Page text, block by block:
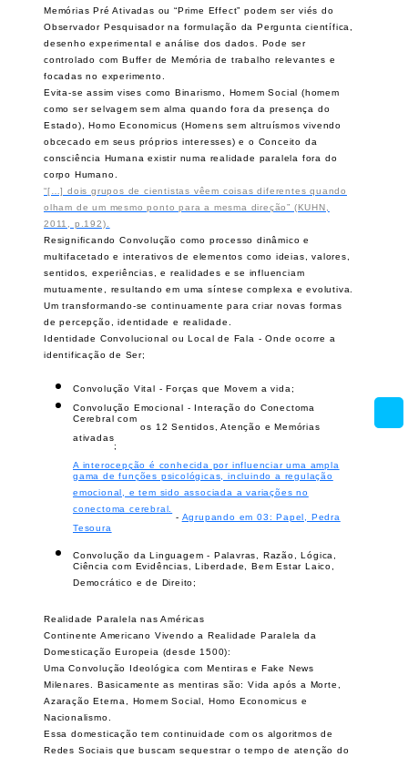
Memórias Pré Ativadas ou “Prime Effect” podem ser viés do
Observador Pesquisador na formulação da Pergunta científica,
desenho experimental e análise dos dados. Pode ser
controlado com Buffer de Memória de trabalho relevantes e
focadas no experimento.
Evita-se assim vises como Binarismo, Homem Social (homem
como ser selvagem sem alma quando fora da presença do
Estado), Homo Economicus (Homens sem altruísmos vivendo
obcecado em seus próprios interesses) e o Conceito da
consciência Humana existir numa realidade paralela fora do
corpo Humano.
“[…] dois grupos de cientistas vêem coisas diferentes quando
olham de um mesmo ponto para a mesma direção” (KUHN,
2011, p.192).
ResignificandoConvolução como processo dinâmico e
multifacetado e interativos de elementos como ideias, valores,
sentidos, experiências, e realidades e se influenciam
mutuamente, resultando em uma síntese complexa e evolutiva.
Um transformando-se continuamente para criar novas formas
de percepção, identidade e realidade.
Identidade Convolucional ou Local de Fala - Onde ocorre a
identificação de Ser;
Convolução Vital - Forças que Movem a vida;
Convolução Emocional - Interação do Conectoma
Cerebral comos 12 Sentidos, Atenção e Memórias
ativadas;
A interocepção é conhecida por influenciar uma ampla
gama de funções psicológicas, incluindo a regulação
emocional, e tem sido associada a variações no
conectoma cerebral.- Agrupando em 03: Papel, Pedra
Tesoura
Convolução da Linguagem - Palavras, Razão, Lógica,
Ciência com Evidências, Liberdade, Bem Estar Laico,
Democrático e de Direito;
Realidade Paralela nas Américas
Continente Americano Vivendo a Realidade Paralela da
Domesticação Europeia (desde 1500):
Uma Convolução Ideológica com Mentiras e Fake News
Milenares. Basicamente as mentiras são: Vida após a Morte,
Azaração Eterna, Homem Social, Homo Economicus e
Nacionalismo.
Essa domesticação tem continuidade com os algoritmos de
Redes Sociais que buscam sequestrar o tempo de atenção do